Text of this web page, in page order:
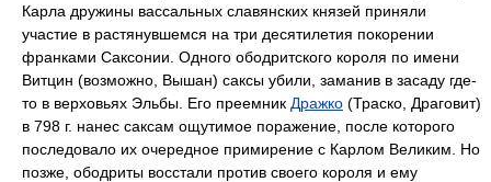
Карла дружины вассальных славянских князей приняли
участие в растянувшемся на три десятилетия покорении
франками Саксонии. Одного ободритского короля по имени
Витцин (возможно, Вышан) саксы убили, заманив в засаду где-
то в верховьях Эльбы. Его преемник Дражко (Траско, Драговит)
в 798 г. нанес саксам ощутимое поражение, после которого
последовало их очередное примирение с Карлом Великим. Но
позже, ободриты восстали против своего короля и ему